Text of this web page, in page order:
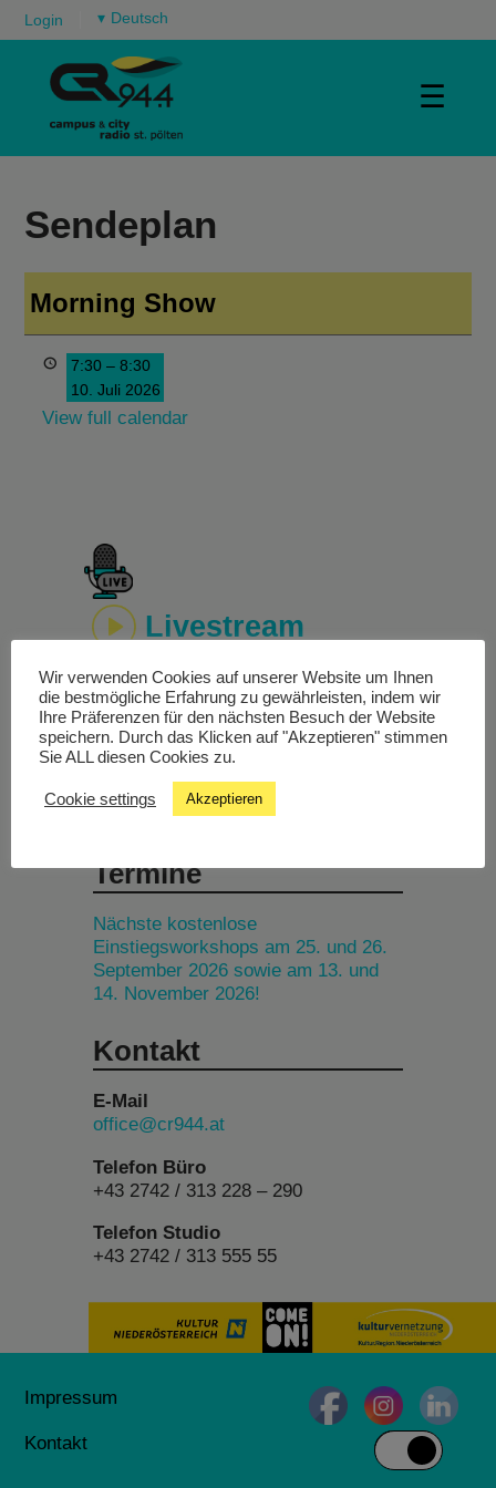
Login ▾
☰
Sendeplan
Morning Show
7:30 – 8:30
10. Juli 2026
View full calendar
Livestream
Studiochat
Songfinder
Termine
Nächste kostenlose
Einstiegsworkshops am 25. und 26.
September 2026 sowie am 13. und
14. November 2026!
Kontakt
E-Mail
office@cr944.at
Telefon Büro
+43 2742 / 313 228 – 290
Telefon Studio
+43 2742 / 313 555 55
Impressum
Kontakt
Wir verwenden Cookies auf unserer Website um Ihnen
die bestmögliche Erfahrung zu gewährleisten, indem wir
Ihre Präferenzen für den nächsten Besuch der Website
speichern. Durch das Klicken auf "Akzeptieren" stimmen
Sie ALL diesen Cookies zu.
Cookie settings Akzeptieren